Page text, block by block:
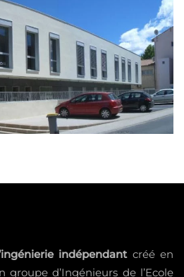
indépendantcréé en
groupe d’Ingénieurs de l’Ecole